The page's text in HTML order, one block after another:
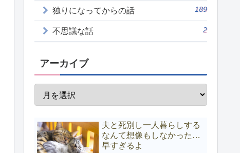
独りになってからの話 189
不思議な話 2
アーカイブ
夫と死別し一人暮らしする
なんて想像もしなかった…
早すぎるよ